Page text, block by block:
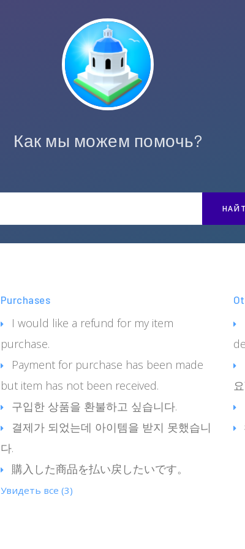
Как мы можем помочь?
Purchases
I would like a refund for my item
purchase.
Payment for purchase has been made
but item has not been received.
구입한 상품을 환불하고 싶습니다.
결제가 되었는데 아이템을 받지 못했습니
다.
購入した商品を払い戻したいです。
Увидеть все (3)